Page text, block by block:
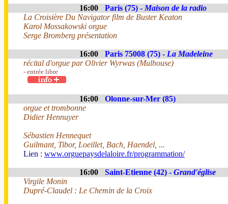
16:00 Paris (75) - Maison de la radio
La Croisière Du Navigator film de Buster Keaton
Karol Mossakowski orgue
Serge Bromberg présentation
16:00 Paris 75008 (75) - La Madeleine
récital d'orgue par Olivier Wyrwas (Mulhouse)
- entrée libre
16:00
Olonne-sur-Mer (85)
orgue et trombonne
Didier Hennuyer
Sébastien Hennequet
Guilmant, Tibor, Loeillet, Bach, Haendel, ...
Lien : www.orguepaysdelaloire.fr/programmation/
16:00 Saint-Etienne (42) - Grand'église
Virgile Monin
Dupré-Claudel : Le Chemin de la Croix